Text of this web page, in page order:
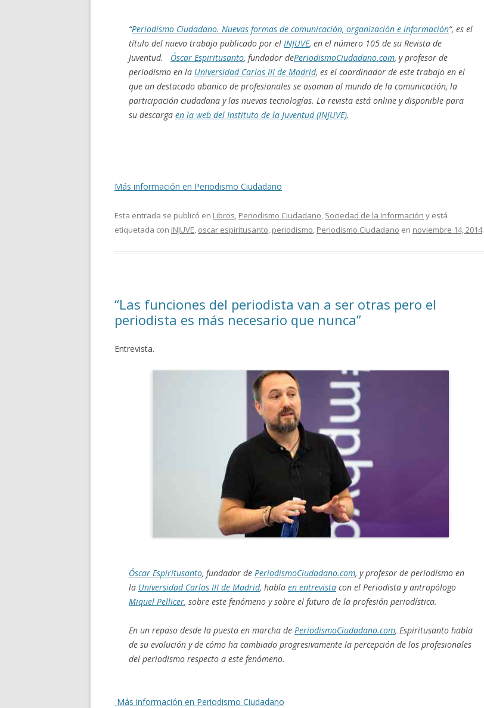
“Periodismo Ciudadano. Nuevas formas de comunicación, organización e información“, es el
título del nuevo trabajo publicado por el INJUVE, en el número 105 de su Revista de
Juventud. Óscar Espiritusanto, fundador dePeriodismoCiudadano.com, y profesor de
periodismo en la Universidad Carlos III de Madrid, es el coordinador de este trabajo en el
que un destacado abanico de profesionales se asoman al mundo de la comunicación, la
participación ciudadana y las nuevas tecnologías. La revista está online y disponible para
su descarga en la web del Instituto de la Juventud (INJUVE).
Más información en Periodismo Ciudadano
Esta entrada se publicó en Libros, Periodismo Ciudadano, Sociedad de la Información y está
etiquetada con INJUVE, oscar espiritusanto, periodismo, Periodismo Ciudadano en noviembre 14, 2014.
“Las funciones del periodista van a ser otras pero el
periodista es más necesario que nunca”
Entrevista.
Óscar Espiritusanto, fundador de PeriodismoCiudadano.com, y profesor de periodismo en
la Universidad Carlos III de Madrid, habla en entrevista con el Periodista y antropólogo
Miquel Pellicer, sobre este fenómeno y sobre el futuro de la profesión periodística.
En un repaso desde la puesta en marcha de PeriodismoCiudadano.com, Espiritusanto habla
de su evolución y de cómo ha cambiado progresivamente la percepción de los profesionales
del periodismo respecto a este fenómeno.
Más información en Periodismo Ciudadano